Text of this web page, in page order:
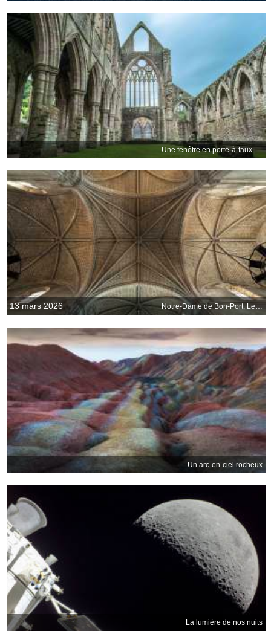
Une fenêtre en porte-à-faux sur le passé
13 mars 2026 Notre-Dame de Bon-Port, Les Sables-dOlonne
Un arc-en-ciel rocheux
La lumière de nos nuits